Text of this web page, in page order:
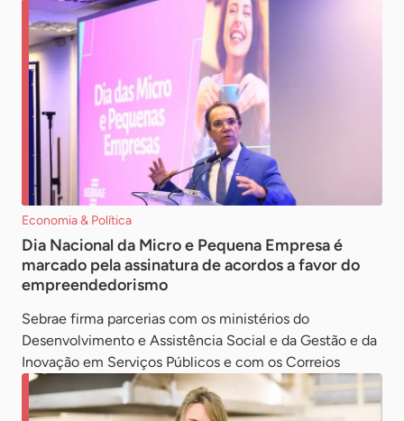
Economia & Política
Dia Nacional da Micro e Pequena Empresa é
marcado pela assinatura de acordos a favor do
empreendedorismo
Sebrae firma parcerias com os ministérios do
Desenvolvimento e Assistência Social e da Gestão e da
Inovação em Serviços Públicos e com os Correios